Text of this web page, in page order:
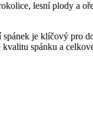
lesní plody a
je klíčový pro
spánku a